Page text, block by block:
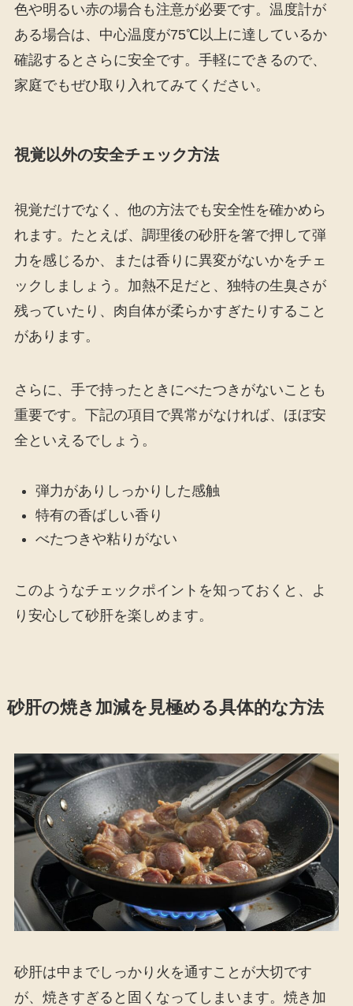
色や明るい赤の場合も注意が必要です。温度計が
ある場合は、中心温度が75℃以上に達しているか
確認するとさらに安全です。手軽にできるので、
家庭でもぜひ取り入れてみてください。
視覚以外の安全チェック方法
視覚だけでなく、他の方法でも安全性を確かめら
れます。たとえば、調理後の砂肝を箸で押して弾
力を感じるか、または香りに異変がないかをチェ
ックしましょう。加熱不足だと、独特の生臭さが
残っていたり、肉自体が柔らかすぎたりすること
があります。
さらに、手で持ったときにべたつきがないことも
重要です。下記の項目で異常がなければ、ほぼ安
全といえるでしょう。
弾力がありしっかりした感触
特有の香ばしい香り
べたつきや粘りがない
このようなチェックポイントを知っておくと、よ
り安心して砂肝を楽しめます。
砂肝の焼き加減を見極める具体的な方法
砂肝は中までしっかり火を通すことが大切です
が、焼きすぎると固くなってしまいます。焼き加